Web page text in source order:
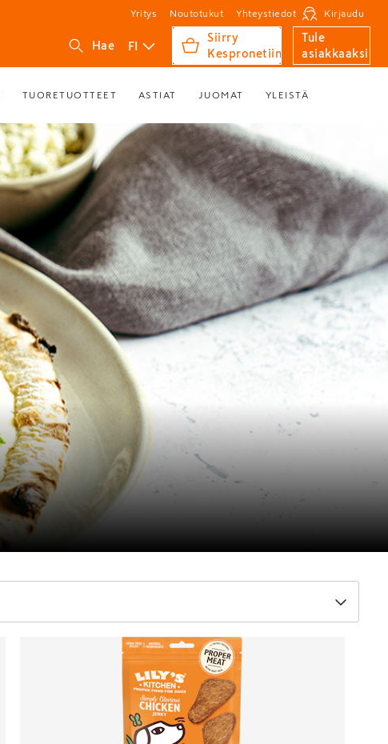
Yritys Noutotukut Yhteystiedot Kirjaudu
Hae FI
Siirry
Kespronetiin
Tule
asiakkaaksi
TUORETUOTTEET ASTIAT JUOMAT YLEISTÄ